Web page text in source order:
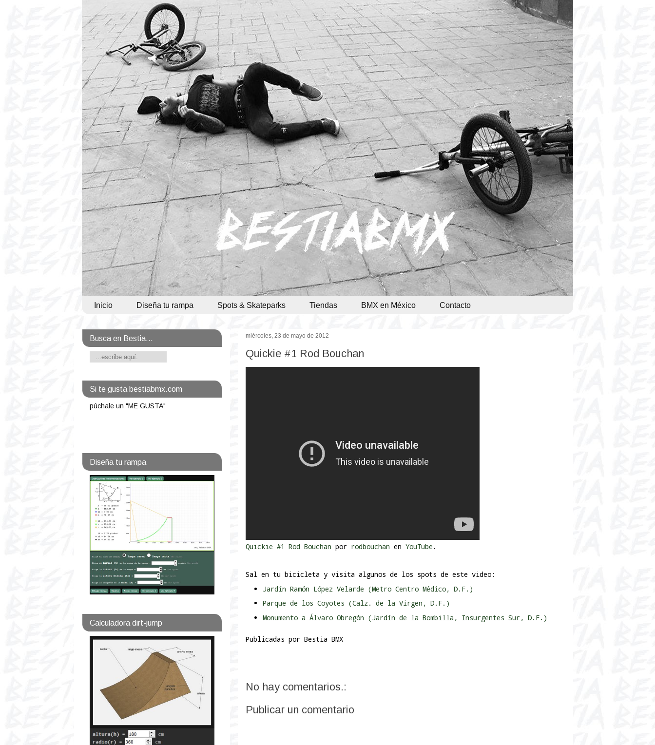
Inicio Diseña tu rampa Spots & Skateparks Tiendas BMX en México Contacto
miércoles, 23 de mayo de 2012
Quickie #1 Rod Bouchan
Quickie #1 Rod Bouchan por rodbouchan en YouTube .
Sal en tu bicicleta y visita algunos de los spots de este video:
Jardín Ramón López Velarde (Metro Centro Médico, D.F.)
Parque de los Coyotes (Calz. de la Virgen, D.F.)
Monumento a Álvaro Obregón (Jardín de la Bombilla, Insurgentes Sur, D.F.)
Publicadas por Bestia BMX
No hay comentarios.:
Publicar un comentario
Busca en Bestia...
Si te gusta bestiabmx.com
púchale un "ME GUSTA"
Diseña tu rampa
Calculadora dirt-jump